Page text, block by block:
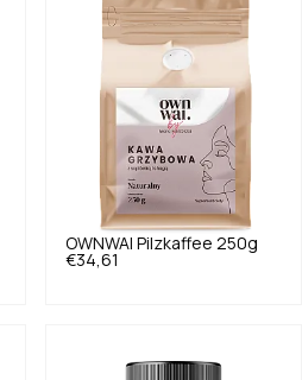
OWNWAI Pilzkaffee 250g
€34,61